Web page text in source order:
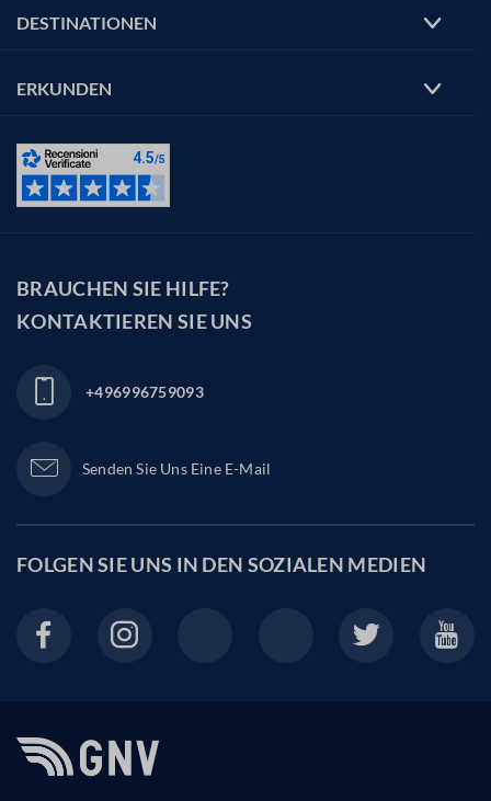
DESTINATIONEN
ERKUNDEN
BRAUCHEN SIE HILFE?
KONTAKTIEREN SIE UNS
+496996759093
Senden Sie Uns Eine E-Mail
FOLGEN SIE UNS IN DEN SOZIALEN MEDIEN